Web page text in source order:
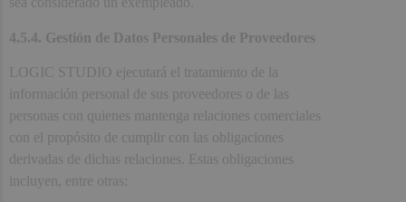
4.5.4. Gestión de Datos Personales de Proveedores
LOGIC STUDIO ejecutará el tratamiento de la
información personal de sus proveedores o de las
personas con quienes mantenga relaciones comerciales
con el propósito de cumplir con las obligaciones
derivadas de dichas relaciones. Estas obligaciones
incluyen, entre otras: